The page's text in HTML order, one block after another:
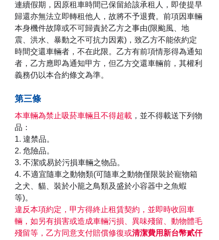
連續假期，因原租車時間已保留給該承租人，即使提早
歸還亦無法立即轉租他人，故將不予退費。前項因車輛
本身機件故障或不可歸責於乙方之事由(限颱風、地
震、洪水、暴動之不可抗力因素)，致乙方不能依約定
時間交還車輛者，不在此限。乙方有前項情形得為通知
者，乙方應即為通知甲方，但乙方交還車輛前，其權利
義務仍以本合約條文為準。
第三條
本車輛為禁止吸菸車輛且不得超載 ，並不得載送下列物
品：
1. 違禁品。
2. 危險品。
3. 不潔或易於污損車輛之物品。
4. 不適宜隨車之動物類(可隨車之動物僅限裝於寵物箱
之犬、貓、裝於小籠之鳥類及盛於小容器中之魚蝦
等)。
違反本項約定，甲方得終止租賃契約，並即時收回車
輛，如另有損害或造成車輛污損、異味殘留、動物體毛
殘留等，乙方同意支付賠償修復或清潔費用新台幣貳仟